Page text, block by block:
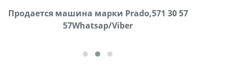
Продается машина марки Prado,571 30 57
57Whatsap/Viber
Продаются грабли под лощадь ,+995 551 08 62
72